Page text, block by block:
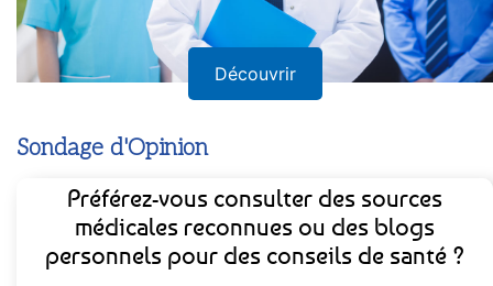
Découvrir
Sondage d'Opinion
Préférez-vous consulter des sources
médicales reconnues ou des blogs
personnels pour des conseils de santé ?